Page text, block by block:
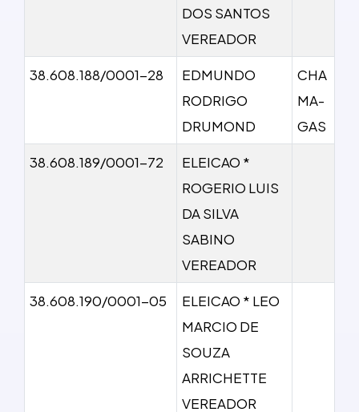
DOS SANTOS
VEREADOR
38.608.188/0001-28
EDMUNDO
RODRIGO
DRUMOND
CHA
MA-
GAS
38.608.189/0001-72
ELEICAO *
ROGERIO LUIS
DA SILVA
SABINO
VEREADOR
38.608.190/0001-05
ELEICAO * LEO
MARCIO DE
SOUZA
ARRICHETTE
VEREADOR